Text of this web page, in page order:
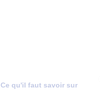
Ce qu'il faut savoir sur